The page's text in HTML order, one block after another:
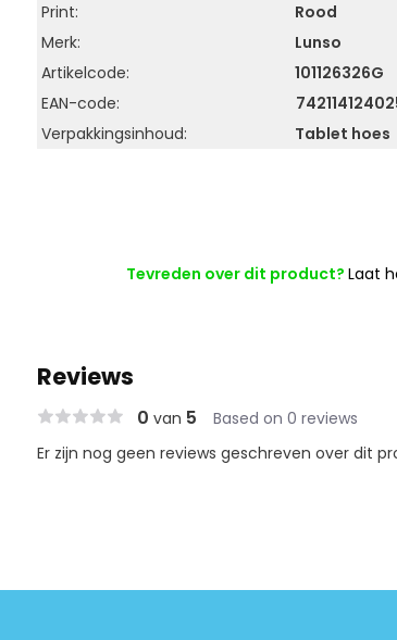
Print:
Rood
Merk:
Lunso
Artikelcode:
101126326G
EAN-code:
Verpakkingsinhoud:
Tablet hoes
Tevreden over dit product?Laat
Reviews
0 van 5 Based on 0 reviews
Er zijn nog geen reviews geschreven over dit